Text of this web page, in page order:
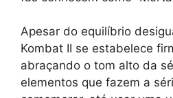
Apesar do equilíbrio
Kombat II se estabelece
abraçando o tom alto da
elementos que fazem a